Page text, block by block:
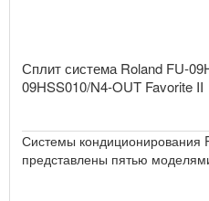
Сплит система Roland FU-
09HSS010/N4-OUT Favorite II
Системы кондиционирования
представлены пятью